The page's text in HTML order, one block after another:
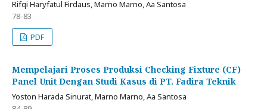
Rifqi Haryfatul Firdaus, Marno Marno, Aa Santosa
78-83
PDF
Mempelajari Proses Produksi Checking Fixture (CF)
Panel Unit Dengan Studi Kasus di PT. Fadira Teknik
Yoston Harada Sinurat, Marno Marno, Aa Santosa